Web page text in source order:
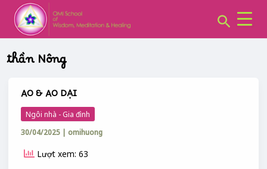
content
Search
thần Nông
AO & AO DẠI
Ngôi nhà - Gia đình
30/04/2025 | omihuong
Lượt xem: 63
AO
&
AO
DẠI
CHUYÊN
MỤC: